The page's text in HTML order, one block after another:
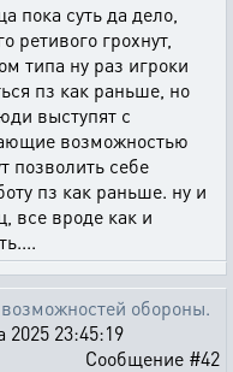
пока суть да дело,
ретивого грохнут,
типа ну раз игроки
пз как раньше, но
выступят с
возможностью
позволить себе
пз как раньше. ну и
все вроде как и
обороны.
2025 23:45:19
Сообщение #42